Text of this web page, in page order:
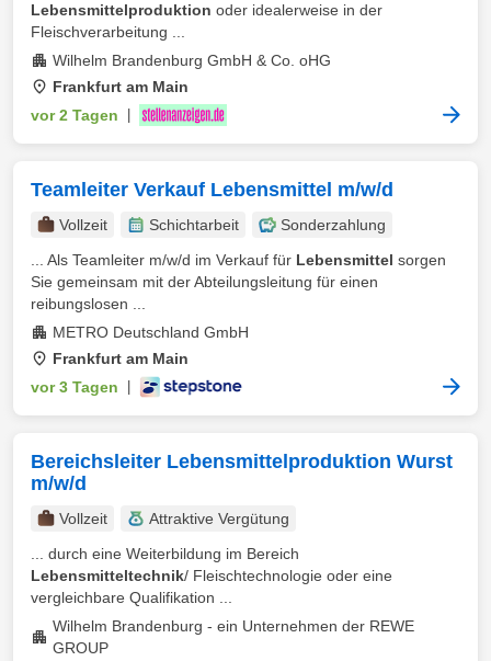
Lebensmittelproduktion oder idealerweise in der
Fleischverarbeitung ...
Wilhelm Brandenburg GmbH & Co. oHG
Frankfurt am Main
vor 2 Tagen
Teamleiter Verkauf Lebensmittel m/w/d
Vollzeit Schichtarbeit
Sonderzahlung
... Als Teamleiter m/w/d im Verkauf für Lebensmittel sorgen
Sie gemeinsam mit der Abteilungsleitung für einen
reibungslosen ...
METRO Deutschland GmbH
Frankfurt am Main
vor 3 Tagen
Bereichsleiter Lebensmittelproduktion Wurst
m/w/d
Vollzeit
Attraktive Vergütung
... durch eine Weiterbildung im Bereich
Lebensmitteltechnik/ Fleischtechnologie oder eine
vergleichbare Qualifikation ...
Wilhelm Brandenburg - ein Unternehmen der REWE
GROUP